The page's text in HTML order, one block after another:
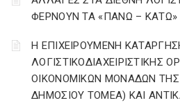
ΦΕΡΝΟΥΝ ΤΑ «ΠΑΝΩ – ΚΑΤΩ»
Η ΕΠΙΧΕΙΡΟΥΜΕΝΗ
ΛΟΓΙΣΤΙΚΟΔΙΑΧΕΙΡΙΣΤΙΚΗΣ
ΟΙΚΟΝΟΜΙΚΩΝ ΜΟΝΑΔΩΝ ΤΗΣ
ΔΗΜΟΣΙΟΥ ΤΟΜΕΑ) ΚΑΙ